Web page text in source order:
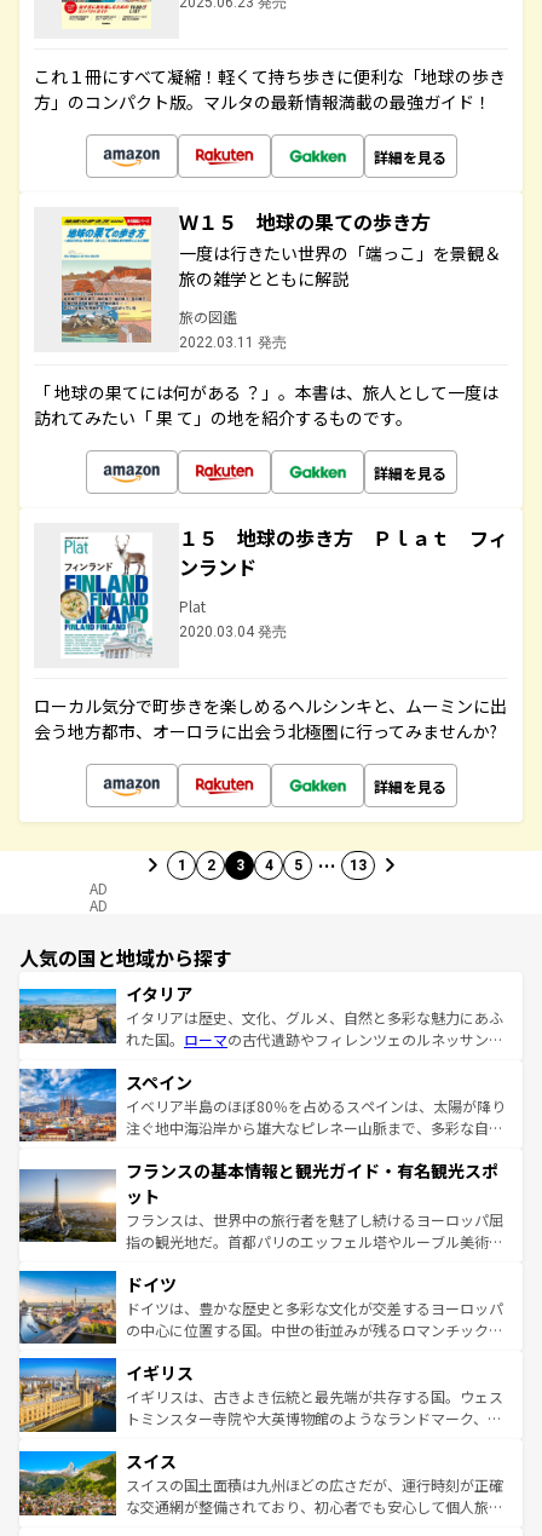
これ１冊にすべて凝縮！軽くて持ち歩きに便利な「地球の歩き
方」のコンパクト版。マルタの最新情報満載の最強ガイド！
詳細を見る
Ｗ１５ 地球の果ての歩き方
一度は行きたい世界の「端っこ」を景観＆
旅の雑学とともに解説
旅の図鑑
2022.03.11 発売
「 地球の果てには何がある ？」。本書は、旅人として一度は
訪れてみたい「 果 て」の地を紹介するものです。
詳細を見る
１５ 地球の歩き方 Ｐｌａｔ フィ
ンランド
Plat
2020.03.04 発売
ローカル気分で町歩きを楽しめるヘルシンキと、ムーミンに出
会う地方都市、オーロラに出会う北極圏に行ってみませんか?
詳細を見る
1 2 3 4 5 … 13
AD
AD
人気の国と地域から探す
イタリア
イタリアは歴史、文化、グルメ、自然と多彩な魅力にあふ
れた国。 ローマの古代遺跡やフィレンツェのルネッサンス
ろん、トスカーナの美しい田園風景やアマルフィ海岸の絶
景など、自然景観も見逃せない。観光の合間には、本場の
ピザやパスタなど、絶品のイタリア料理を堪能することも
ませてくれるイタリアで、忘れられない旅をしてみよう！
なお、新着のイタリア情報は
しい。
スペイン
イベリア半島のほぼ80％を占めるスペインは、太陽が降り
注ぐ地中海沿岸から雄大なピレネー山脈まで、多彩な自然
文化が根付くこの国では、情熱的なフラメンコ、熱気あふ
れる闘牛、そして美味しいタパスが生活の一部となってい
る。首都マドリードの洗練された雰囲気や、バルセロナの
アートに溢れた街角から、地方では古代ローマ遺跡や中世
せる。地方によって風土や気候が異なるスペインはその個
性で訪れる人を魅了する。 なお、新着のスペイン情報は コ
ンテンツ一覧を参照してほしい。
フランスの基本情報と観光ガイド・有名観光スポ
ット
フランスは、世界中の旅行者を魅了し続けるヨーロッパ屈
指の観光地だ。首都パリのエッフェル塔やルーブル美術館
で、幅広い魅力が詰まっている。華麗な宮殿、歴史的な大
聖堂、美しいビーチ、そして豊かな自然が、訪れる者を心
から魅了する。また、フランスは美食の国としても知ら
いる。シャンパンの発祥地であるランス、プロヴァンスの
香り高いラベンダー畑など、多彩な楽しみ方が可能だ。さ
らに、パリ以外の地域にも魅力が溢れており、どの街角に
れる地方に足を運ぶとそれぞれで全く異なる文化を体験で
きるだろう。 なお、新着のフランス情報はコンテンツ一覧
を参照してほしい。
ドイツ
ドイツは、豊かな歴史と多彩な文化が交差するヨーロッパ
の中心に位置する国。中世の街並みが残るロマンチック街
顔を持つこの国は、どこを歩いても飽きることがない。ベ
ルリンの文化的活気、バイエルン州のアルプスの絶景、そ
してライン川沿いのワイン畑といった風景は必見。ビール
は、お酒好きな人にはぜひ体験してほしい。 なお、新着の
ドイツ情報はコンテンツ一覧を参照してほしい。
イギリス
イギリスは、古きよき伝統と最先端が共存する国。ウェス
トミンスター寺院や大英博物館のようなランドマーク、歴
リアごとに異なる魅力がある。また、優雅なアフタヌーン
ティー、ビール好きにはたまらない英国パブ、サッカー観
戦など、本場だからこそできる体験も豊富。イギリスを旅
スイス
スイスの国土面積は九州ほどの広さだが、運行時刻が正確
な交通網が整備されており、初心者でも安心して個人旅行